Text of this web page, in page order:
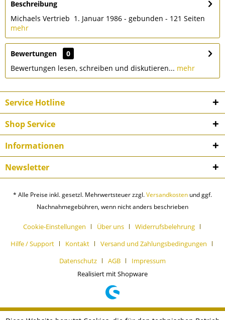
Beschreibung
Michaels Vertrieb 1. Januar 1986 - gebunden - 121 Seiten
mehr
Bewertungen
0
Bewertungen lesen, schreiben und diskutieren... mehr
Service Hotline
Shop Service
Informationen
Newsletter
* Alle Preise inkl. gesetzl. Mehrwertsteuer zzgl.Versandkosten und ggf.
Nachnahmegebühren, wenn nicht anders beschrieben
Cookie-Einstellungen Über uns
Widerrufsbelehrung
Hilfe / Support
Kontakt
Versand und Zahlungsbedingungen
Datenschutz
AGB
Impressum
Realisiert mit Shopware